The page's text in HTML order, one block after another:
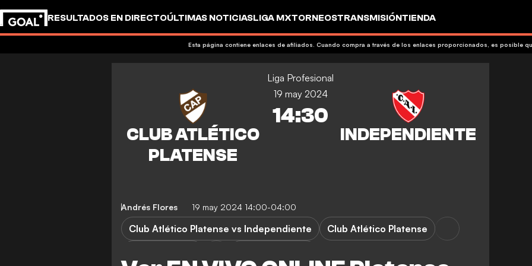
RESULTADOS EN DIRECTOÚLTIMAS NOTICIASLIGA MXTORNEOSTRANSMISIÓNTIENDA
Esta página contiene enlaces de afiliados. Cuando compra a través de los enlaces proporcionados, es posible
Liga Profesional
19 may 2024
14:30
Andrés Flores 19 may 2024 14:00-04:00
Club Atlético Platense vs Independiente
Club Atlético Platense